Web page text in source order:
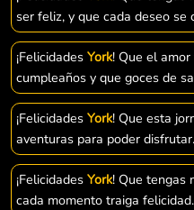
ser feliz, y que cada deseo se
¡Felicidades York! Que el
cumpleaños y que goces de
¡Felicidades York! Que esta
aventuras para poder disfrutar.
¡Felicidades York! Que tengas
cada momento traiga felicidad.